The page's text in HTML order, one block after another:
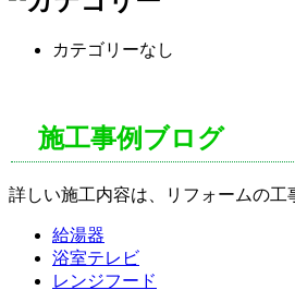
カテゴリーなし
施工事例ブログ
詳しい施工内容は、リフォームの工
給湯器
浴室テレビ
レンジフード